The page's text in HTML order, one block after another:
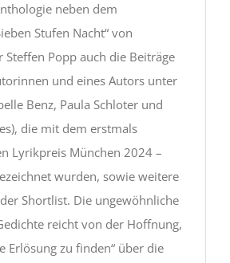
neben dem
Stufen Nacht“ von
Steffen Popp auch die Beiträge
und eines Autors unter
Benz, Paula Schloter und
die mit dem erstmals
Lyrikpreis München 2024 –
wurden, sowie weitere
Shortlist. Die ungewöhnliche
reicht von der Hoffnung,
Erlösung zu finden“ über die